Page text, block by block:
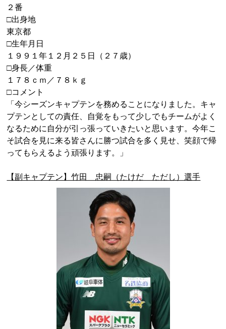
２番
□出身地
東京都
□生年月日
１９９１年１２月２５日（２７歳）
□身長／体重
１７８ｃｍ／７８ｋｇ
□コメント
「今シーズンキャプテンを務めることになりました。キャ
プテンとしての責任、自覚をもって少しでもチームがよく
なるために自分が引っ張っていきたいと思います。今年こ
そ試合を見に来る皆さんに勝つ試合を多く見せ、笑顔で帰
ってもらえるよう頑張ります。」
【副キャプテン】竹田 忠嗣（たけだ ただし）選手